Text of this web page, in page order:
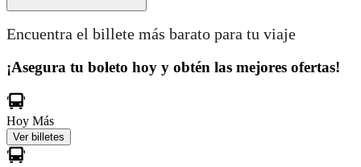
Encuentra el billete más barato para tu viaje
¡Asegura tu boleto hoy y obtén las mejores ofertas!
Hoy Más
Ver billetes